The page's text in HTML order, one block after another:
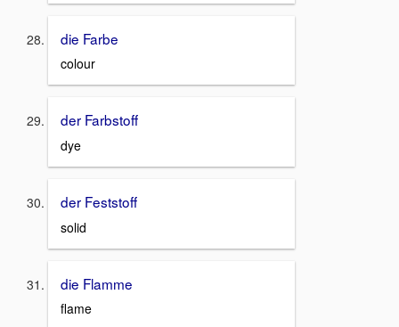
die Farbe
colour
der Farbstoff
dye
der Feststoff
solid
die Flamme
flame